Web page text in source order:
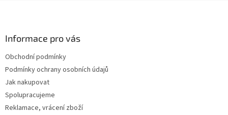
Informace pro vás
Obchodní podmínky
Podmínky ochrany osobních údajů
Jak nakupovat
Spolupracujeme
Reklamace, vrácení zboží